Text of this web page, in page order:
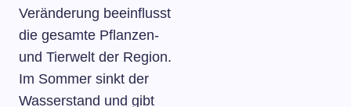
Veränderung beeinflusst
die gesamte Pflanzen-
und Tierwelt der Region.
Im Sommer sinkt der
Wasserstand und gibt